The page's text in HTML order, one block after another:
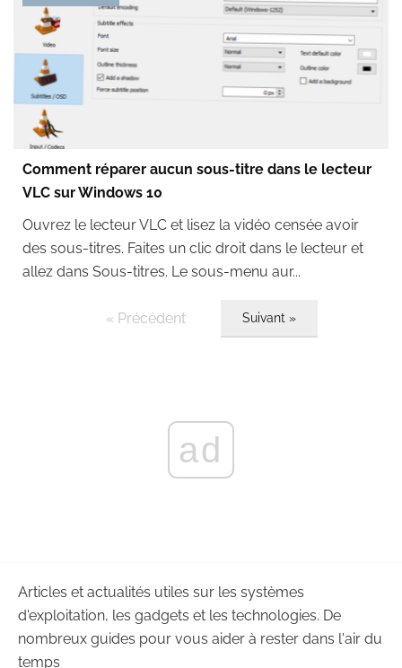
Comment réparer aucun sous-titre dans le lecteur
VLC sur Windows 10
Ouvrez le lecteur VLC et lisez la vidéo censée avoir
des sous-titres. Faites un clic droit dans le lecteur et
allez dans Sous-titres. Le sous-menu aur...
« Précédent Suivant »
ad
Articles et actualités utiles sur les systèmes
d'exploitation, les gadgets et les technologies. De
nombreux guides pour vous aider à rester dans l'air du
temps